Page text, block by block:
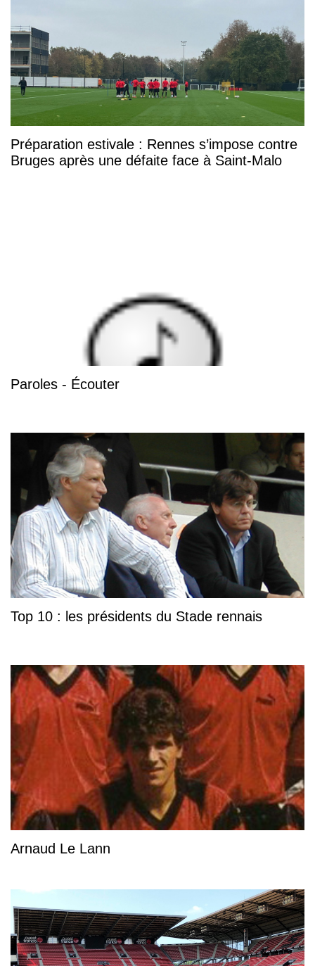
Préparation estivale : Rennes s’impose contre
Bruges après une défaite face à Saint-Malo
Paroles - Écouter
Top 10 : les présidents du Stade rennais
Arnaud Le Lann